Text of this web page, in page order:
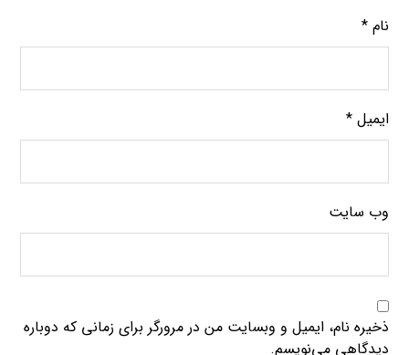
نام*
ایمیل*
وب‌ سایت
ذخیره نام، ایمیل و وبسایت من در مرورگر برای زمانی که دوباره
دیدگاهی می‌نویسم.